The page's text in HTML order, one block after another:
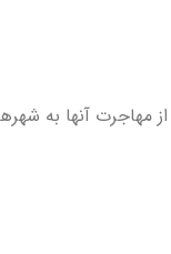
مهاجرت آنها به